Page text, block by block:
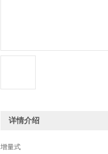
详情介绍
增量式